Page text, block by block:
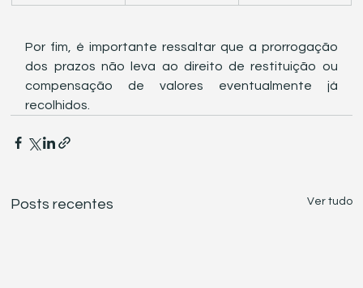
Por fim, é importante ressaltar que a prorrogação
dos prazos não leva ao direito de restituição ou
compensação de valores eventualmente já
recolhidos.
Posts recentes Ver tudo